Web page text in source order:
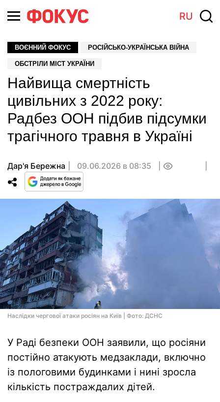
RU
ВОЄННИЙ ФОКУС РОСІЙСЬКО-УКРАЇНСЬКА ВІЙНА
ОБСТРІЛИ МІСТ УКРАЇНИ
Найвища смертність
цивільних з 2022 року:
Радбез ООН підбив підсумки
трагічного травня в Україні
Дар'я Бережна 09.06.2026 в 08:35
Наслідки чергової атаки росіян на Київ | Фото: ДСНС
У Раді безпеки ООН заявили, що росіяни
постійно атакують медзаклади, включно
із пологовими будинками і нині зросла
кількість постраждалих дітей.